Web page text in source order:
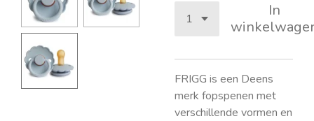
In
FRIGG is een Deens
merk fopspenen met
verschillende vormen en